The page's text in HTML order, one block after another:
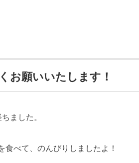
お願いいたします！
ました。
食べて、のんびりしましたよ！